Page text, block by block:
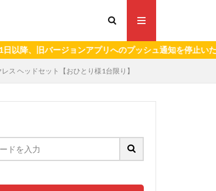
ージョンアプリへのプッシュ通知を停止いたします。
ス ヘッドセット【おひとり様1台限り】